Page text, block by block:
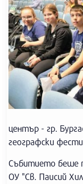
център - гр.
географски
Събитието беше
ОУ "Св. Паисий